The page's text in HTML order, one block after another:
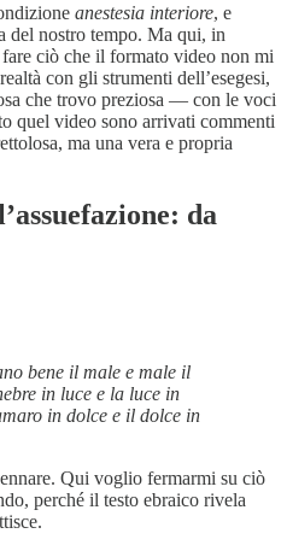
anestesia interiore, e
del nostro tempo. Ma qui, in
ciò che il formato video non mi
con gli strumenti dell’esegesi,
che trovo preziosa — con le voci
quel video sono arrivati commenti
ma una vera e propria
da
bene il male e male il
in luce e la luce in
in dolce e il dolce in
Qui voglio fermarmi su ciò
perché il testo ebraico rivela